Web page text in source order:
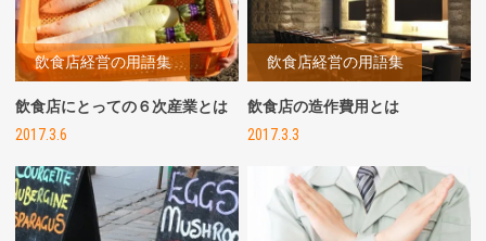
飲食店経営の用語集
飲食店にとっての６次産業とは
2017.3.6
飲食店経営の用語集
飲食店の造作費用とは
2017.3.3